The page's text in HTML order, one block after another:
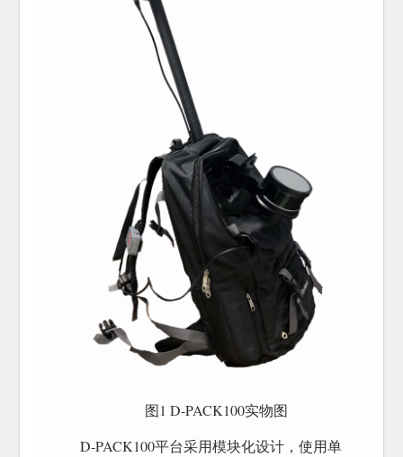
图1 D-PACK100实物图
D-PACK100平台采用模块化设计，使用单